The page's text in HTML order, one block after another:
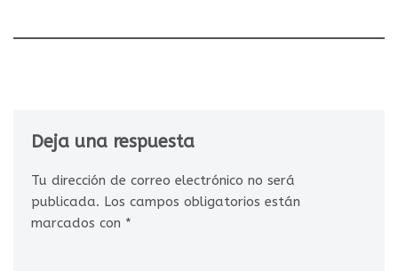
Deja una respuesta
Tu dirección de correo electrónico no será
publicada. Los campos obligatorios están
marcados con *